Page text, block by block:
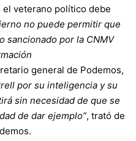
veterano político debe
no puede permitir que
sancionado por la CNMV
general de Podemos,
por su inteligencia y su
sin necesidad de que se
de dar ejemplo”, trató de